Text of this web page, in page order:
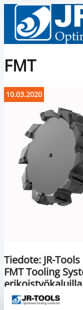
FMT
10.03.2020
Tiedote: JR-
FMT Tooling
erikoistyökaluilla
Suomen suurin